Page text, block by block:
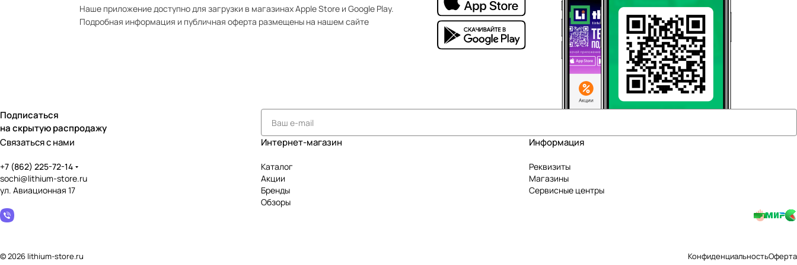
Наше приложение доступно для загрузки в магазинах Apple Store и Google Play.
Подробная информация и публичная оферта размещены на нашем сайте
Подписаться
на скрытую распродажу
Связаться с нами
+7 (862) 225-72-14
sochi@lithium-store.ru
ул. Авиационная 17
Интернет-магазин
Каталог
Акции
Бренды
Обзоры
Информация
Реквизиты
Магазины
Сервисные центры
© 2026 lithium-store.ru КонфиденциальностьОферта